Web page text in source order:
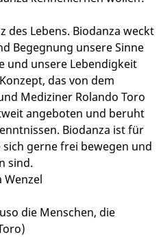
des Lebens. Biodanza weckt
Begegnung unsere Sinne
und unsere Lebendigkeit
das von dem
Mediziner Rolando Toro
angeboten und beruht
Biodanza ist für
gerne frei bewegen und
sind.
Wenzel
die Menschen, die